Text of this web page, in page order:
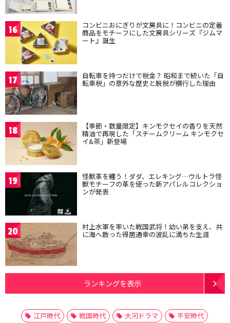
16 コンビニおにぎりが文房具に！コンビニの定番
商品をモチーフにした文房具シリーズ『ジムマ
ート』誕生
17 自転車を持つだけで税金？ 昭和まで続いた「自
転車税」の意外な歴史と脱税が横行した理由
18 【季節・数量限定】キンモクセイの香りを天然
精油で再現した「スチームクリーム キンモクセ
イ&茶」新登場
19 怪獣革を纏う！ダダ、エレキング…ウルトラ怪
獣モチーフの革を使った新アパレルコレクショ
ンが発表
20 村上水軍を率いた戦国武将！幼い弟を支え、共
に海へ散った得居通幸の波乱に満ちた生涯
ランキングを表示
江戸時代 戦国時代 大河ドラマ
平安時代